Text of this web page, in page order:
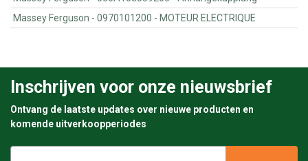
Massey Ferguson - 0970101200 - MOTEUR ELECTRIQUE
Inschrijven voor onze nieuwsbrief
Ontvang de laatste updates over nieuwe producten en
komende uitverkoopperiodes